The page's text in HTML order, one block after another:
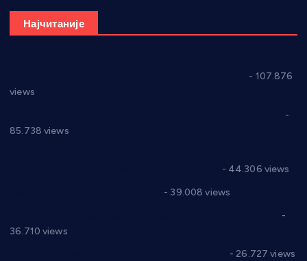
Најчитаније
- 107.876
views
-
85.738 views
- 44.306 views
- 39.008 views
-
36.710 views
- 26.727 views